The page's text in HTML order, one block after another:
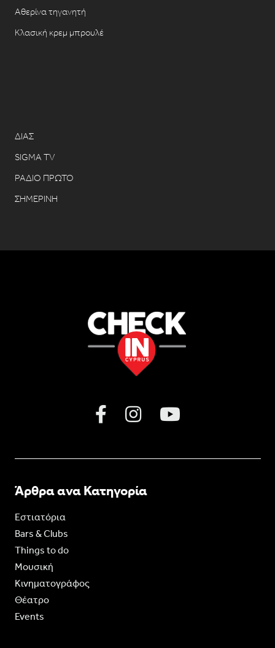
Αθερίνα τηγανητή
Κλασική κρεμ μπρουλέ
ΔΙΑΣ
SIGMA TV
ΡΑΔΙΟ ΠΡΩΤΟ
ΣΗΜΕΡΙΝΗ
Άρθρα ανα Κατηγορία
Εστιατόρια
Bars & Clubs
Things to do
Moυσική
Κινηματογράφος
Θέατρο
Events